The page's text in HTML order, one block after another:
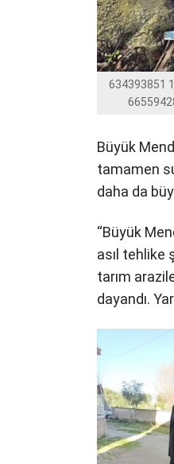
634393851
Büyük
tamamen
daha da
“Büyük
asıl tehlike
tarım
dayandı.